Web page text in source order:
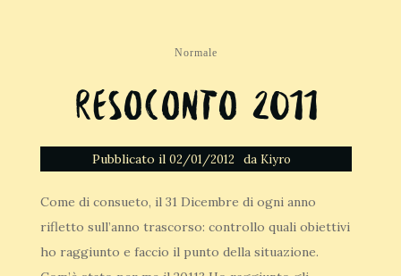
Normale
Resoconto 2011
Pubblicato il 02/01/2012 da Kiyro
Come di consueto, il 31 Dicembre di ogni anno
rifletto sull’anno trascorso: controllo quali obiettivi
ho raggiunto e faccio il punto della situazione.